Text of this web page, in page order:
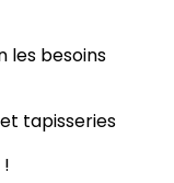
les besoins
tapisseries